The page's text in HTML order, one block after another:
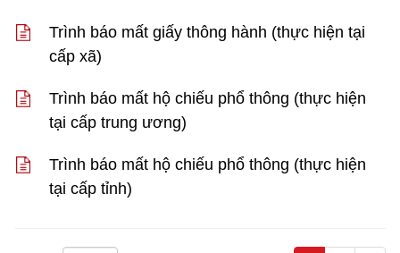
Trình báo mất giấy thông hành (thực hiện tại
cấp xã)
Trình báo mất hộ chiếu phổ thông (thực hiện
tại cấp trung ương)
Trình báo mất hộ chiếu phổ thông (thực hiện
tại cấp tỉnh)